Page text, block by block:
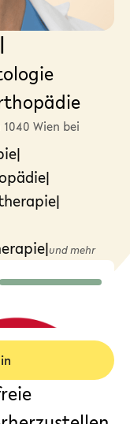
Wien bei
|
|
|
|und mehr